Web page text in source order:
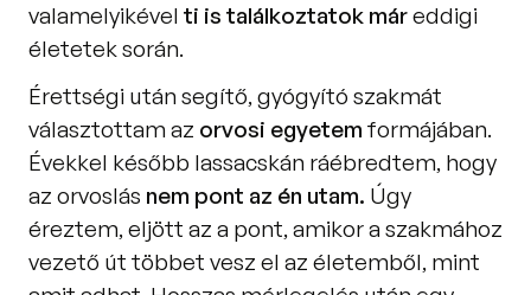
valamelyikével ti is találkoztatok már eddigi
életetek során.
Érettségi után segítő, gyógyító szakmát
választottam az orvosi egyetem formájában.
Évekkel később lassacskán ráébredtem, hogy
az orvoslás nem pont az én utam. Úgy
éreztem, eljött az a pont, amikor a szakmához
vezető út többet vesz el az életemből, mint